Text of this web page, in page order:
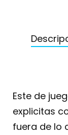
Este de
explicitas
fuera de lo